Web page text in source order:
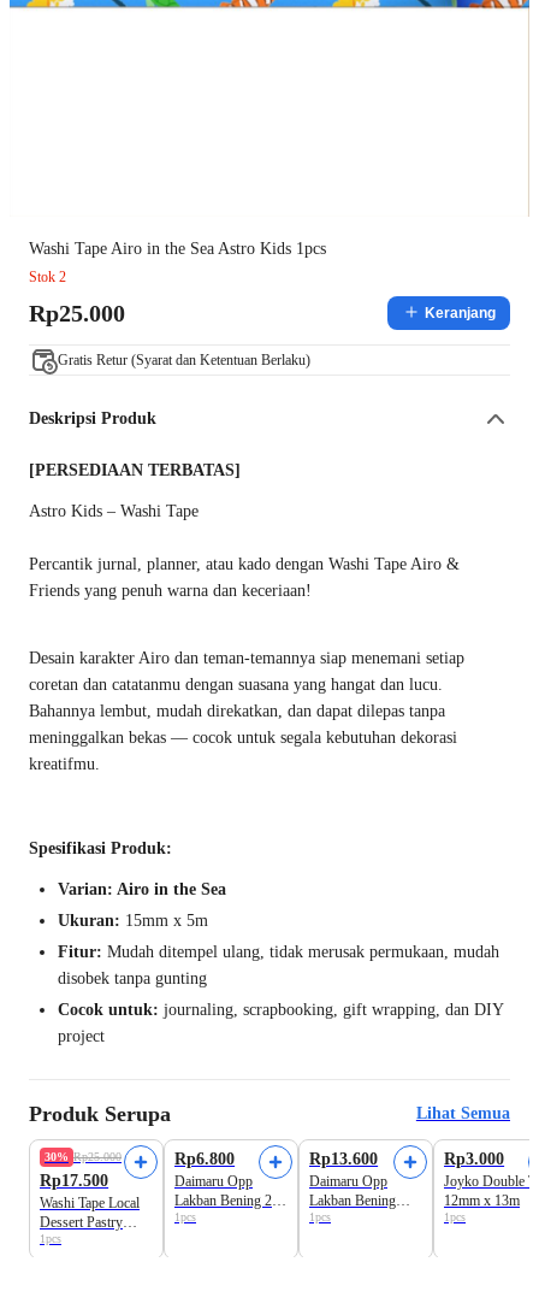
Washi Tape Airo in the Sea Astro Kids 1pcs
Stok 2
Rp25.000 Keranjang
Gratis Retur (Syarat dan Ketentuan Berlaku)
Deskripsi Produk
[PERSEDIAAN TERBATAS]
Astro Kids – Washi Tape
Percantik jurnal, planner, atau kado dengan Washi Tape Airo &
Friends yang penuh warna dan keceriaan!
Desain karakter Airo dan teman-temannya siap menemani setiap
coretan dan catatanmu dengan suasana yang hangat dan lucu.
Bahannya lembut, mudah direkatkan, dan dapat dilepas tanpa
meninggalkan bekas — cocok untuk segala kebutuhan dekorasi
kreatifmu.
Spesifikasi Produk:
Varian: Airo in the Sea
Ukuran: 15mm x 5m
Fitur: Mudah ditempel ulang, tidak merusak permukaan, mudah
disobek tanpa gunting
Cocok untuk: journaling, scrapbooking, gift wrapping, dan DIY
project
Produk Serupa Lihat Semua
30% Rp25.000
Rp17.500
Washi Tape Local
Dessert Pastry
Edition Astro Kids
1pcs
Rp6.800
Daimaru Opp
Lakban Bening 24
mm x 72 yard
1pcs
Rp13.600
Daimaru Opp
Lakban Bening
48mm x 90 yard
1pcs
Rp3.000
Joyko Double
12mm x 13m
1pcs